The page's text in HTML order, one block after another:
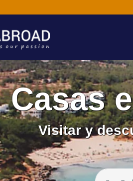
Casas
Visitar y